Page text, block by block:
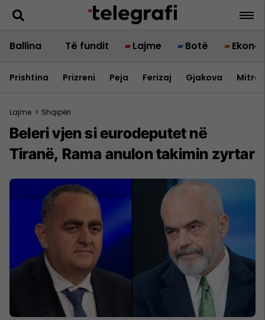
Ballina Të fundit Lajme Botë
Prishtina Prizreni Peja Ferizaj Gjakova
Lajme > Shqipëri
Beleri vjen si eurodeputet në
Tiranë, Rama anulon takimin zyrtar